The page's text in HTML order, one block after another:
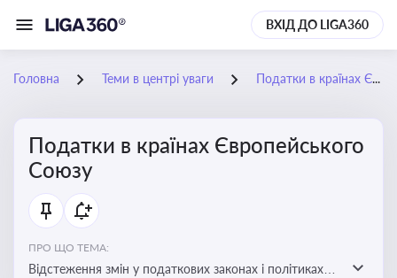
ВХІД ДО LIGA360
Головна Теми в центрі уваги Податки в країнах Європейського Союзу
Податки в країнах Європейського
Союзу
ПРО ЩО ТЕМА:
Відстеження змін у податкових законах і політиках